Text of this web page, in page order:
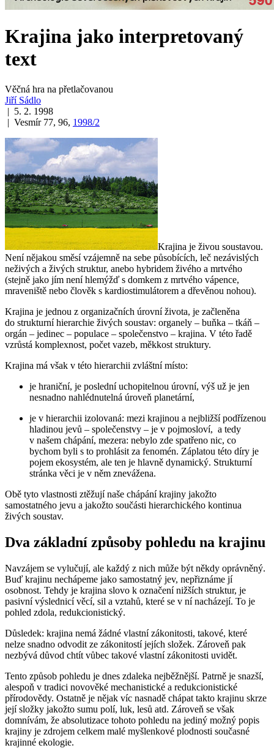
Krajina jako interpretovaný
text
Věčná hra na přetlačovanou
Jiří Sádlo
| 5. 2. 1998
| Vesmír 77, 96, 1998/2
Krajina je živou soustavou.
Není nějakou směsí vzájemně na sebe působících, leč nezávislých
neživých a živých struktur, anebo hybridem živého a mrtvého
(stejně jako jím není hlemýžď s domkem z mrtvého vápence,
mraveniště nebo člověk s kardiostimulátorem a dřevěnou nohou).
Krajina je jednou z organizačních úrovní života, je začleněna
do strukturní hierarchie živých soustav: organely – buňka – tkáň –
orgán – jedinec – populace – společenstvo – krajina. V této řadě
vzrůstá komplexnost, počet vazeb, měkkost struktury.
Krajina má však v této hierarchii zvláštní místo:
je hraniční, je poslední uchopitelnou úrovní, výš už je jen
nesnadno nahlédnutelná úroveň planetární,
je v hierarchii izolovaná: mezi krajinou a nejbližší podřízenou
hladinou jevů – společenstvy – je v pojmosloví, a tedy
v našem chápání, mezera: nebylo zde spatřeno nic, co
bychom byli s to prohlásit za fenomén. Záplatou této díry je
pojem ekosystém, ale ten je hlavně dynamický. Strukturní
stránka věci je v něm znevážena.
Obě tyto vlastnosti ztěžují naše chápání krajiny jakožto
samostatného jevu a jakožto součásti hierarchického kontinua
živých soustav.
Dva základní způsoby pohledu na krajinu
Navzájem se vylučují, ale každý z nich může být někdy oprávněný.
Buď krajinu nechápeme jako samostatný jev, nepřiznáme jí
osobnost. Tehdy je krajina slovo k označení nižších struktur, je
pasivní výslednicí věcí, sil a vztahů, které se v ní nacházejí. To je
pohled zdola, redukcionistický.
Důsledek: krajina nemá žádné vlastní zákonitosti, takové, které
nelze snadno odvodit ze zákonitostí jejích složek. Zároveň pak
nezbývá důvod chtít vůbec takové vlastní zákonitosti uvidět.
Tento způsob pohledu je dnes zdaleka nejběžnější. Patrně je snazší,
alespoň v tradici novověké mechanistické a redukcionistické
přírodovědy. Ostatně je nějak víc nasnadě chápat takto krajinu skrze
její složky jakožto sumu polí, luk, lesů atd. Zároveň se však
domnívám, že absolutizace tohoto pohledu na jediný možný popis
krajiny je zdrojem celkem malé myšlenkové plodnosti současné
krajinné ekologie.